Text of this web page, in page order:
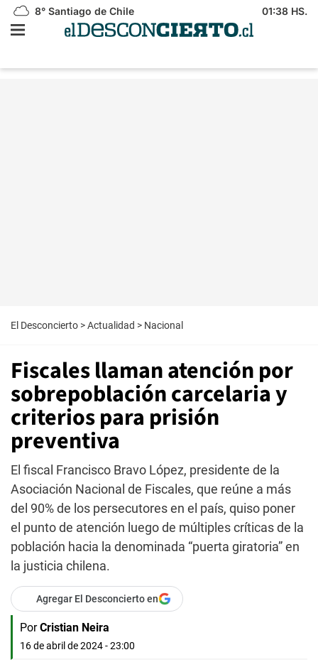
8° Santiago de Chile 01:38 HS.
El Desconcierto >Actualidad > Nacional
Fiscales llaman atención por
sobrepoblación carcelaria y
criterios para prisión
preventiva
El fiscal Francisco Bravo López, presidente de la
Asociación Nacional de Fiscales, que reúne a más
del 90% de los persecutores en el país, quiso poner
el punto de atención luego de múltiples críticas de la
población hacia la denominada “puerta giratoria” en
la justicia chilena.
Agregar El Desconcierto en
Por Cristian Neira
16 de abril de 2024 - 23:00